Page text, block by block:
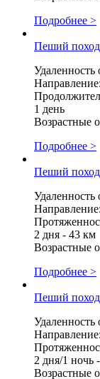
Подробнее >
Пеший
1 день
Возрастные
Подробнее >
Пеший поход
2 дня - 43 км
Возрастные
Подробнее >
Пеший поход
2 дня/1 ночь
Возрастные